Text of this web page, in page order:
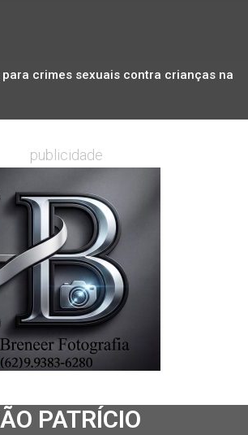
para crimes sexuais contra crianças na
publicidade
PATRÍCIO